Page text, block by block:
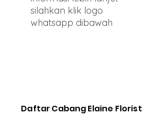
silahkan klik logo
whatsapp dibawah
Daftar Cabang Elaine Florist